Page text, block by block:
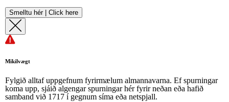
Smelltu hér | Click here
Mikilvægt
Fylgið alltaf uppgefnum fyrirmælum almannavarna. Ef spurningar
koma upp, sjáið algengar spurningar hér fyrir neðan eða hafið
samband við 1717 í gegnum síma eða netspjall.